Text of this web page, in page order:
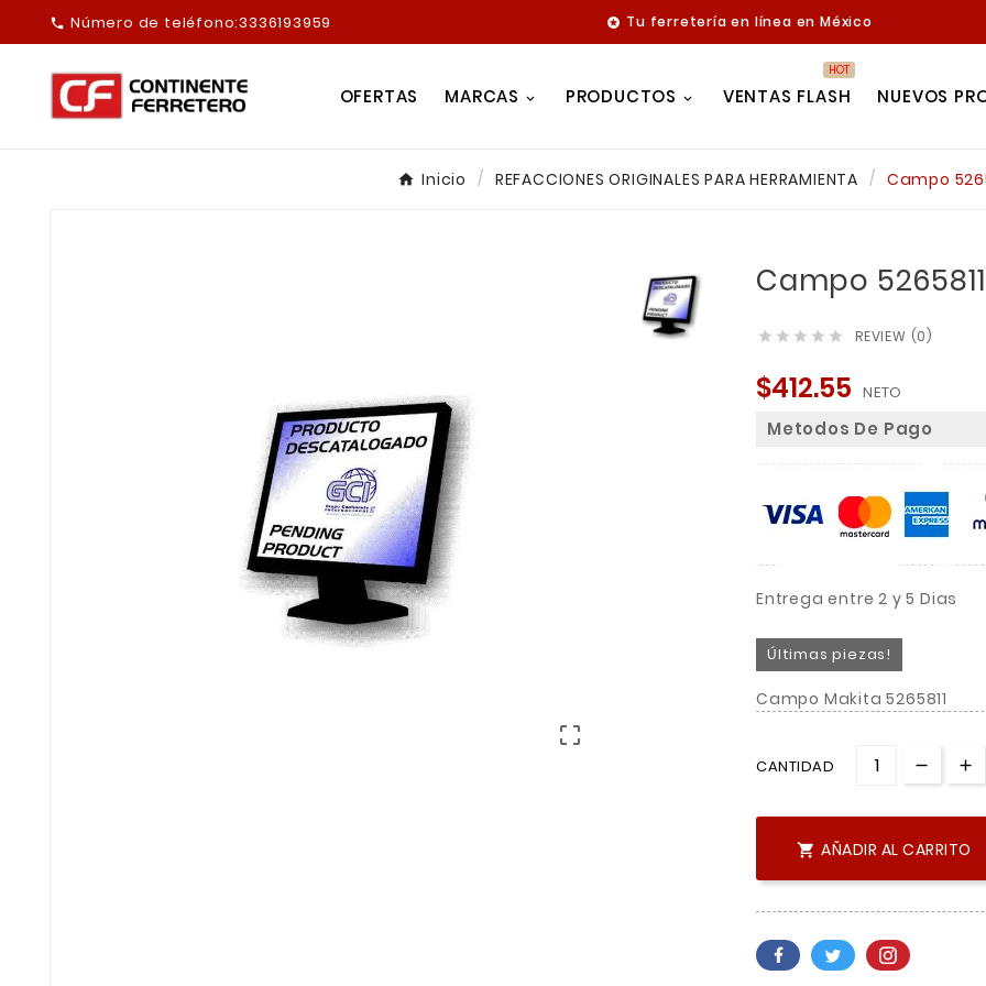
 Número de teléfono:3336193959  Tu ferretería en línea en México
OFERTAS MARCAS PRODUCTOS VENTAS FLASH
HOT
NUEVOS
Inicio REFACCIONES ORIGINALES PARA HERRAMIENTA Campo

Campo
     REVIEW (0)
$412.55 NETO
Metodos De Pago
Entrega entre 2 y 5 Dias
Últimas piezas!
Campo Makita 5265811
CANTIDAD
 AÑADIR AL CARRITO